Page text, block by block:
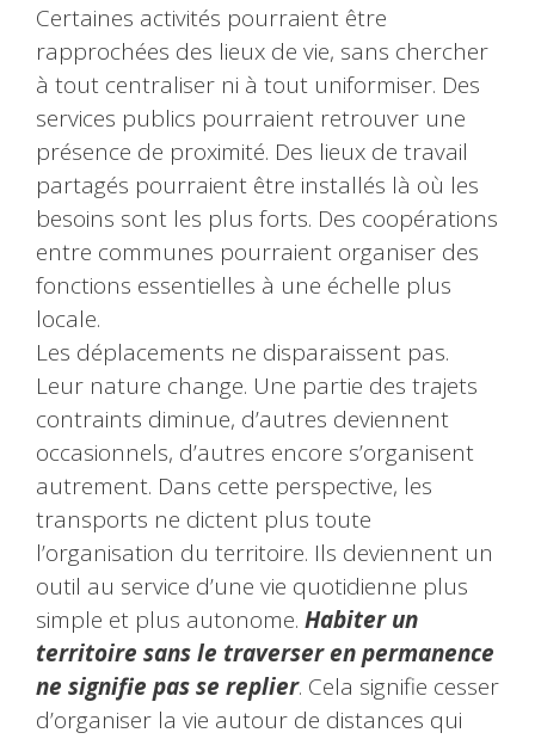
Certaines activités pourraient être
rapprochées des lieux de vie, sans chercher
à tout centraliser ni à tout uniformiser. Des
services publics pourraient retrouver une
présence de proximité. Des lieux de travail
partagés pourraient être installés là où les
besoins sont les plus forts. Des coopérations
entre communes pourraient organiser des
fonctions essentielles à une échelle plus
locale.
Les déplacements ne disparaissent pas.
Leur nature change. Une partie des trajets
contraints diminue, d’autres deviennent
occasionnels, d’autres encore s’organisent
autrement. Dans cette perspective, les
transports ne dictent plus toute
l’organisation du territoire. Ils deviennent un
outil au service d’une vie quotidienne plus
simple et plus autonome. Habiter un
territoire sans le traverser en permanence
ne signifie pas se replier. Cela signifie cesser
d’organiser la vie autour de distances qui